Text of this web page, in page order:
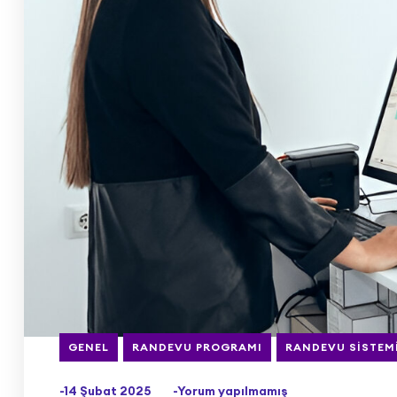
GENEL RANDEVU PROGRAMI RANDEVU
-14 Şubat 2025 -Yorum yapılmamış